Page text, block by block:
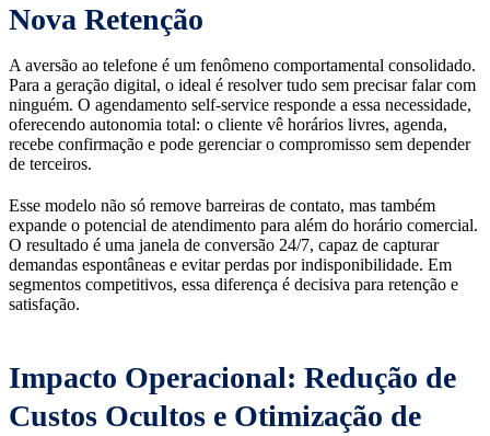
Nova Retenção
A aversão ao telefone é um fenômeno comportamental consolidado.
Para a geração digital, o ideal é resolver tudo sem precisar falar com
ninguém. O agendamento self-service responde a essa necessidade,
oferecendo autonomia total: o cliente vê horários livres, agenda,
recebe confirmação e pode gerenciar o compromisso sem depender
de terceiros.
Esse modelo não só remove barreiras de contato, mas também
expande o potencial de atendimento para além do horário comercial.
O resultado é uma janela de conversão 24/7, capaz de capturar
demandas espontâneas e evitar perdas por indisponibilidade. Em
segmentos competitivos, essa diferença é decisiva para retenção e
satisfação.
Impacto Operacional: Redução de
Custos Ocultos e Otimização de